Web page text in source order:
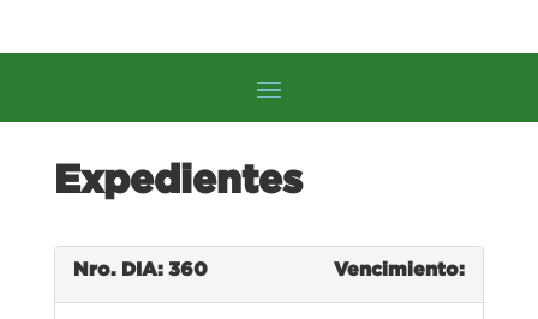
Expedientes
Nro. DIA: 360 Vencimiento: